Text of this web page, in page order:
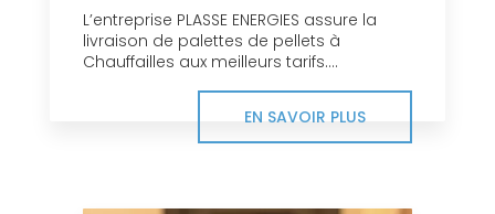
L’entreprise PLASSE ENERGIES assure la
livraison de palettes de pellets à
Chauffailles aux meilleurs tarifs....
EN SAVOIR PLUS